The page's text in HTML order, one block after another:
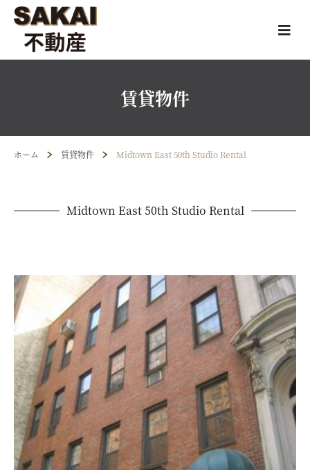
賃貸物件
ホーム 賃貸物件 Midtown East 50th Studio Rental
Midtown East 50th Studio Rental